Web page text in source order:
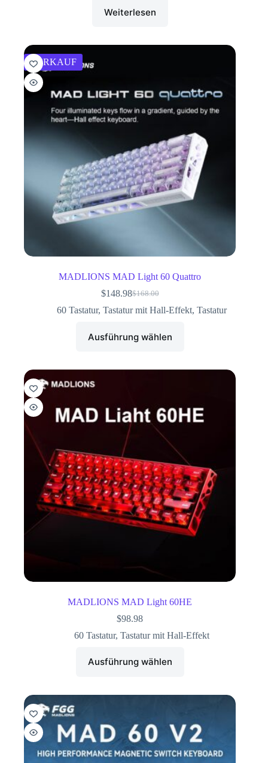
Weiterlesen
VERKAUF
MADLIONS MAD Light 60 Quattro
$168.00
$148.98
60 Tastatur,Tastatur mit Hall-Effekt,Tastatur
Ausführung wählen
MADLIONS MAD Light 60HE
$98.98
60 Tastatur,Tastatur mit Hall-Effekt
Ausführung wählen